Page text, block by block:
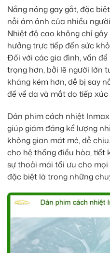
Nắng nóng gay gắt, đặc
nỗi ám ảnh của nhiều
Nhiệt độ cao không chỉ
hưởng trực tiếp đến sức
Đối với các gia đình, vấn
trọng hơn, bởi lẽ người lớn
kháng kém hơn, dễ bị say
đề về da và mắt do tiếp xúc
Dán phim cách nhiệt
giúp giảm đáng kể lượng
không gian mát mẻ, dễ
cho hệ thống điều hòa, tiết
sự thoải mái tối ưu cho
đặc biệt là trong những